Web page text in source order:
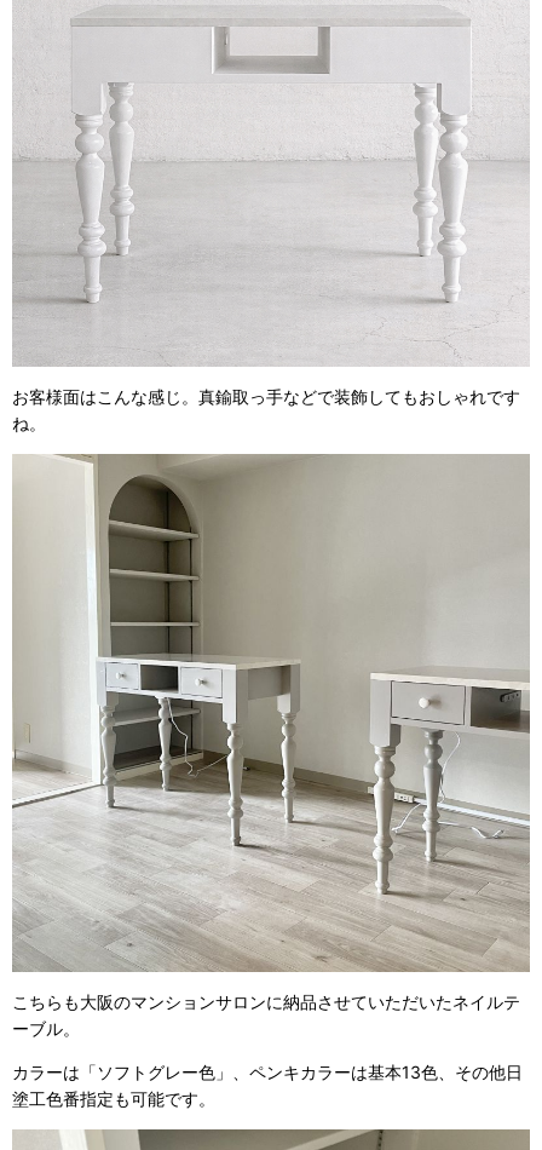
お客様面はこんな感じ。真鍮取っ手などで装飾してもおしゃれです
ね。
こちらも大阪のマンションサロンに納品させていただいたネイルテ
ーブル。
カラーは「ソフトグレー色」、ペンキカラーは基本13色、その他日
塗工色番指定も可能です。